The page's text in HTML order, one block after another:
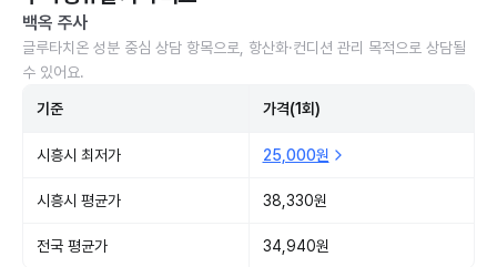
백옥 주사
글루타치온 성분 중심 상담 항목으로, 항산화·컨디션 관리 목적으로 상담될
수 있어요.
기준 가격(1회)
시흥시 최저가 25,000원
시흥시 평균가 38,330원
전국 평균가 34,940원